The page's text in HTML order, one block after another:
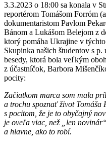
3.3.2023 o 18:00 sa konala v
reportérom Tomášom Forróm
dokumentaristom Pavlom
Bánom a Lukášom Belejom z
ktorý pomáha Ukrajine v
Skupinka našich študentov s
besedy, ktorá bola veľkým
z účastníčok, Barbora
pocity:
Začiatkom marca som mala
a trochu spoznať život
s pocitom, že je to obyčajný
je oveľa viac, než „len
a hlavne, ako to robí.